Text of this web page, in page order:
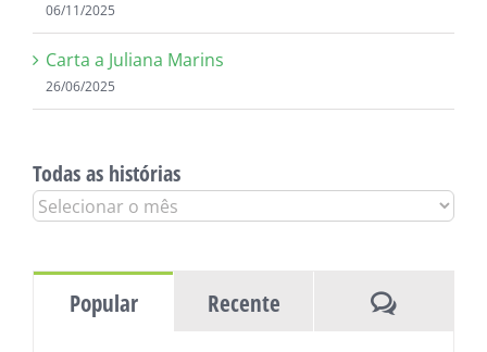
06/11/2025
Carta a Juliana Marins
26/06/2025
Todas as histórias
Todas
Popular Recente